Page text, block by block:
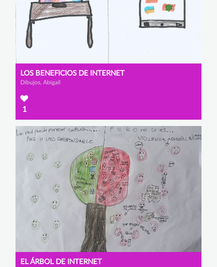
LOS BENEFICIOS DE INTERNET
Dibujos, Abigail
1
EL ÁRBOL DE INTERNET